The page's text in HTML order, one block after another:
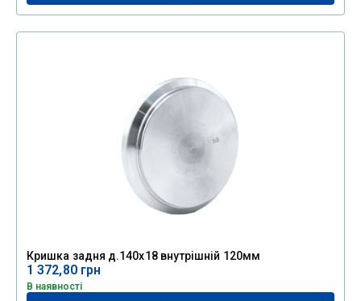
Кришка задня д.140х18 внутрішній 120мм
1 372,80 грн
В наявності